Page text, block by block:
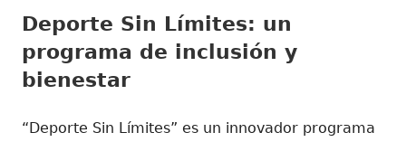
Deporte Sin Límites: un
programa de inclusión y
bienestar
“Deporte Sin Límites” es un innovador programa